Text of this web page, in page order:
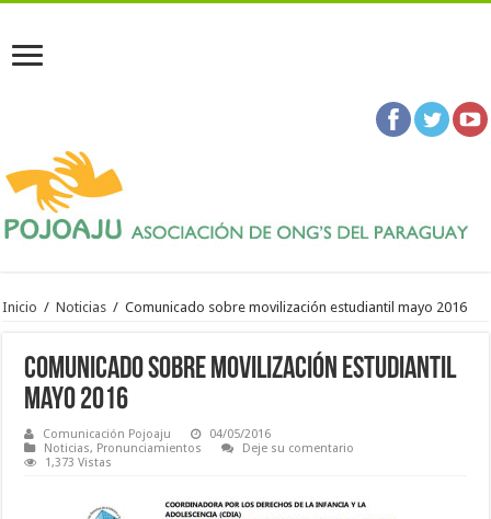
Inicio / Noticias / Comunicado sobre movilización estudiantil mayo 2016
Comunicado sobre movilización estudiantil
mayo 2016
Comunicación Pojoaju
04/05/2016
Noticias, Pronunciamientos
Deje su comentario
1,373 Vistas